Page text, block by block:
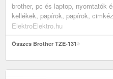
brother, pc és laptop, nyomtatók
kellékek, papírok, papírok,
ElektroElektro.hu
Összes Brother TZE-131